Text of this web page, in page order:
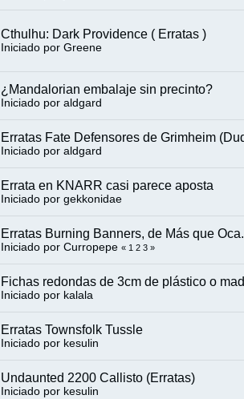
Cthulhu: Dark Providence ( Erratas )
Iniciado por Greene
¿Mandalorian embalaje sin precinto?
Iniciado por aldgard
Erratas Fate Defensores de Grimheim
Iniciado por aldgard
Errata en KNARR casi parece aposta
Iniciado por gekkonidae
Erratas Burning Banners, de Más que Oca.
Iniciado por Curropepe « 1 2 3 »
Fichas redondas de 3cm de plástico o
Iniciado por kalala
Erratas Townsfolk Tussle
Iniciado por kesulin
Undaunted 2200 Callisto (Erratas)
Iniciado por kesulin